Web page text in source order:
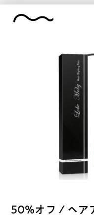
50%オフ / ヘア